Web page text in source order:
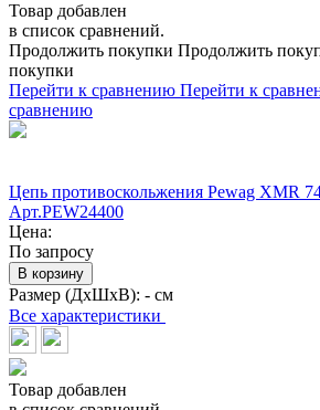
Товар добавлен
в список сравнений.
Продолжить покупки Продолжить
покупки
Перейти к сравнению Перейти к
сравнению
Цепь противоскольжения Pewag XMR
Арт.PEW24400
Цена:
По запросу
В корзину
Размер (ДхШхВ): - см
Все характеристики
Товар добавлен